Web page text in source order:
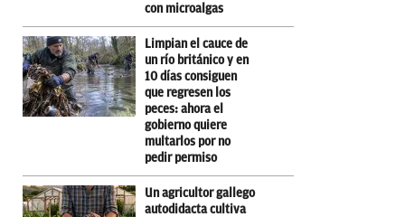
con microalgas
Limpian el cauce de
un río británico y en
10 días consiguen
que regresen los
peces: ahora el
gobierno quiere
multarlos por no
pedir permiso
Un agricultor gallego
autodidacta cultiva